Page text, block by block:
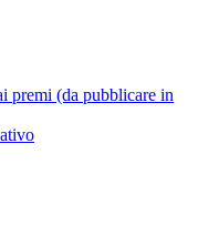
premi (da pubblicare in